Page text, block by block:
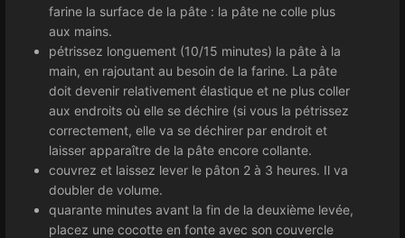
farine la surface de la pâte : la pâte ne colle plus
aux mains.
pétrissez longuement (10/15 minutes) la pâte à la
main, en rajoutant au besoin de la farine. La pâte
doit devenir relativement élastique et ne plus coller
aux endroits où elle se déchire (si vous la pétrissez
correctement, elle va se déchirer par endroit et
laisser apparaître de la pâte encore collante.
couvrez et laissez lever le pâton 2 à 3 heures. Il va
doubler de volume.
quarante minutes avant la fin de la deuxième levée,
placez une cocotte en fonte avec son couvercle